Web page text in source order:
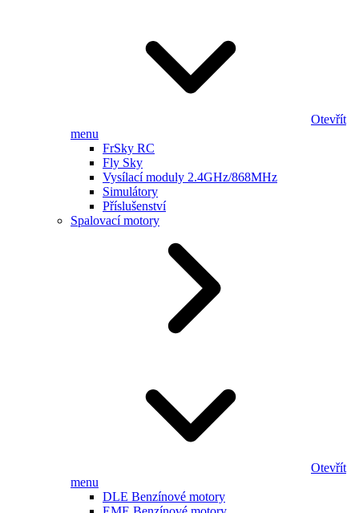
Otevřít
menu
FrSky RC
Fly Sky
Vysílací moduly 2.4GHz/868MHz
Simulátory
Příslušenství
Spalovací motory
Otevřít
menu
DLE Benzínové motory